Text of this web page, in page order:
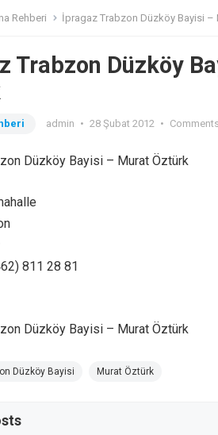
Rehberi İpragaz Trabzon Düzköy Bayisi –
Trabzon Düzköy
admin • 28 Şubat 2012 •
Düzköy Bayisi – Murat Öztürk
811 28 81
Düzköy Bayisi – Murat Öztürk
Düzköy Bayisi Murat Öztürk